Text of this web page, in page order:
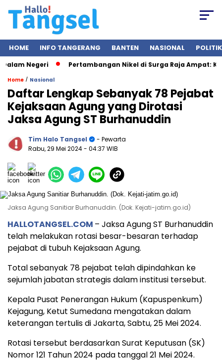
HOME INFO TANGERANG BANTEN NASIONAL POLITIK
Pertambangan Nikel di Surga Raja Ampat: Ketika
Home / Nasional
Daftar Lengkap Sebanyak 78 Pejabat
Kejaksaan Agung yang Dirotasi
Jaksa Agung ST Burhanuddin
Tim Halo Tangsel
- Pewarta
Rabu, 29 Mei 2024- 04:37 WIB
Jaksa Agung Sanitiar Burhanuddin. (Dok. Kejati-jatim.go.id)
HALLOTANGSEL.COM – Jaksa Agung ST Burhanuddin
telah melakukan rotasi besar-besaran terhadap
pejabat di tubuh Kejaksaan Agung.
Total sebanyak 78 pejabat telah dipindahkan ke
sejumlah jabatan strategis dalam institusi tersebut.
Kepala Pusat Penerangan Hukum (Kapuspenkum)
Kejagung, Ketut Sumedana mengatakan dalam
keterangan tertulis di Jakarta, Sabtu, 25 Mei 2024.
Rotasi tersebut berdasarkan Surat Keputusan (SK)
Nomor 121 Tahun 2024 pada tanggal 21 Mei 2024.